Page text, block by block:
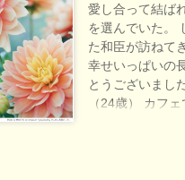
愛し合って結ば
を選んでいた。
た和臣が訪ねて
幸せいっぱいの
とうございまし
（24歳） カフ
時の生徒会長。
どか）（4歳）